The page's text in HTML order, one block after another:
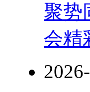
聚势
会精